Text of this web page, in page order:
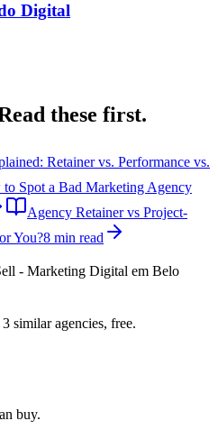
Digital
these first.
Retainer vs. Performance vs.
Spot a Bad Marketing Agency
Agency Retainer vs Project-
You?8 min read
- Marketing Digital em Belo
similar agencies, free.
buy.